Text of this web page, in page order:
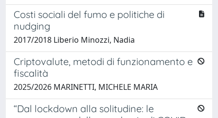
Costi sociali del fumo e politiche di
nudging
2017/2018 Liberio Minozzi, Nadia
Criptovalute, metodi di funzionamento e
fiscalità
2025/2026 MARINETTI, MICHELE MARIA
“Dal lockdown alla solitudine: le